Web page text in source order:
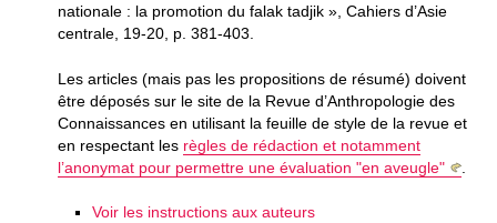
nationale : la promotion du falak tadjik », Cahiers d’Asie
centrale, 19-20, p. 381-403.
Les articles (mais pas les propositions de résumé) doivent
être déposés sur le site de la Revue d’Anthropologie des
Connaissances en utilisant la feuille de style de la revue et
en respectant les règles de rédaction et notamment
l’anonymat pour permettre une évaluation "en aveugle"
Voir les instructions aux auteurs